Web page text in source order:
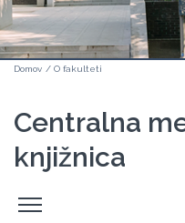
Domov / O fakulteti
Centralna
knjižnica
Odpri
stranski